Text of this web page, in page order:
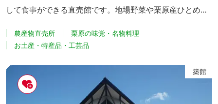
して食事ができる直売館です。地場野菜や栗原産ひとめぼ
いと評判の「漢方和牛」や「栗原産 仙台牛」、お土産のお
農産物直売所
栗原の味覚・名物料理
お土産・特産品・工芸品
築館